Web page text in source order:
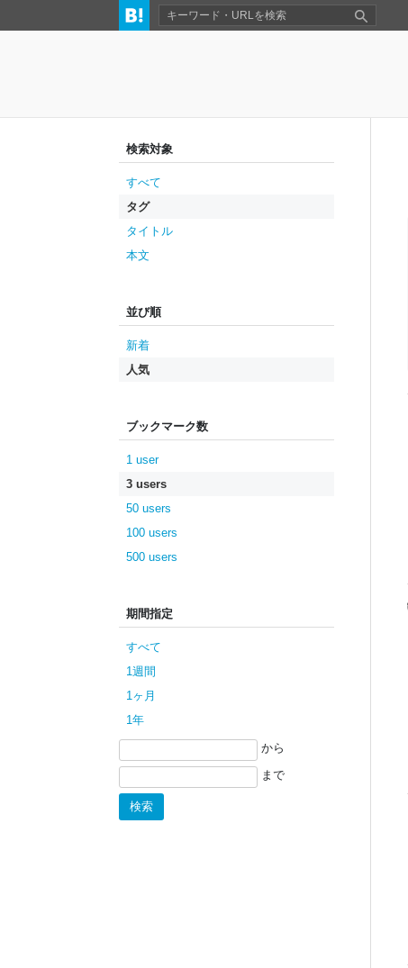
検索対象
すべて
タグ
タイトル
本文
並び順
新着
人気
ブックマーク数
1 user
3 users
50 users
100 users
500 users
期間指定
すべて
1週間
1ヶ月
1年
から
まで